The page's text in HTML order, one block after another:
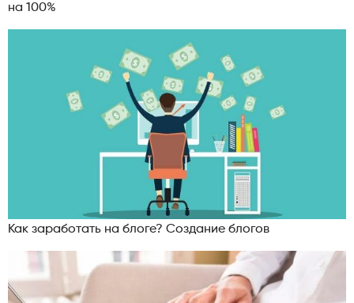
на 100%
Как заработать на блоге? Создание блогов